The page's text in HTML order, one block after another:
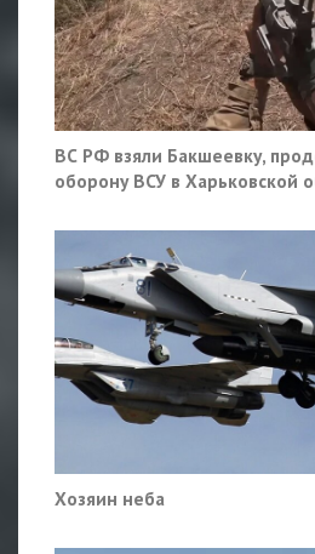
ВС РФ взяли Бакшеевку,
оборону ВСУ в Харьковской
Хозяин неба